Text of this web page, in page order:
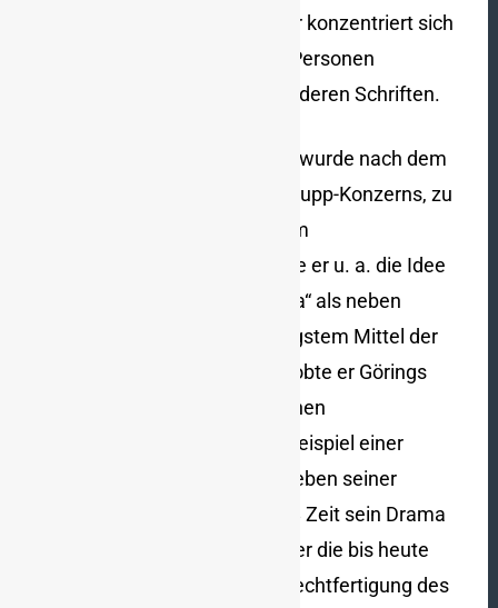
Nationalsozialismus ausging. Er konzentriert sich
stattdessen auf das zu diesen Personen
vorhandene Aktenmaterial und deren Schriften.
Carl Hundhausen (1893–1977) wurde nach dem
Krieg PR- und Werbechef des Krupp-Konzerns, zu
dem er 1944 gewechselt war. Im
Nationalsozialismus entwickelte er u. a. die Idee
von der „politischen Propaganda“ als neben
Gesetzen und Verboten „wichtigstem Mittel der
Absatzlenkung“ (S. 54). Dabei lobte er Görings
zur wirtschaftlichen
Kriegsvorbereitung als Musterbeispiel einer
vorbildlichen Absatzlenkung. Neben seiner
Tätigkeit bei Krupp fand er 1948 Zeit sein Drama
„Moses“ zu publizieren, in dem er die bis heute
gängigen Stereotypen für die Rechtfertigung des